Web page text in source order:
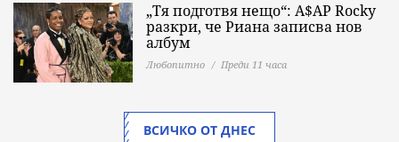
„Тя подготвя нещо“: A$AP Rocky
разкри, че Риана записва нов
албум
Любопитно Преди 11 часа
ВСИЧКО ОТ ДНЕС